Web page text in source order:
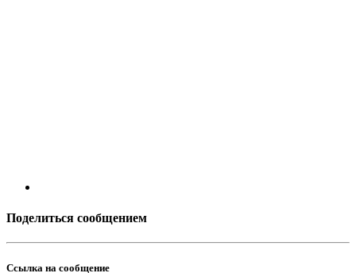
Поделиться сообщением
Ссылка на сообщение